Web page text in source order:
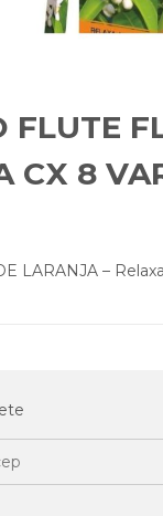
FLUTE
CX 8
LARANJA –